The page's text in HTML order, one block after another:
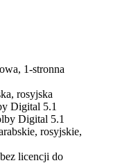
1-stronna
rosyjska
Digital 5.1
Digital 5.1
rosyjskie,
licencji do